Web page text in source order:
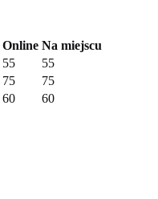
Online Na miejscu
55
55
75
75
60 60